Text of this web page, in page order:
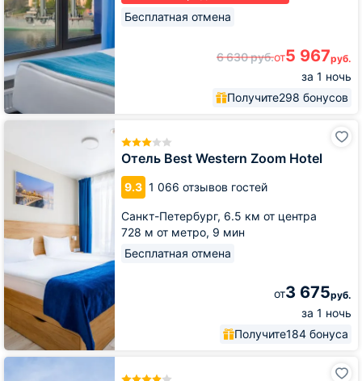
Бесплатная отмена
6 630руб.от5 967руб.
за 1 ночь
Получите298 бонусов
Отель Best Western Zoom Hotel
9.3 1 066 отзывов гостей
Санкт-Петербург, 6.5 км от центра
728 м от метро, 9 мин
Бесплатная отмена
от3 675руб.
за 1 ночь
Получите184 бонуса
Zoom
Hotel
АЗИМУТ